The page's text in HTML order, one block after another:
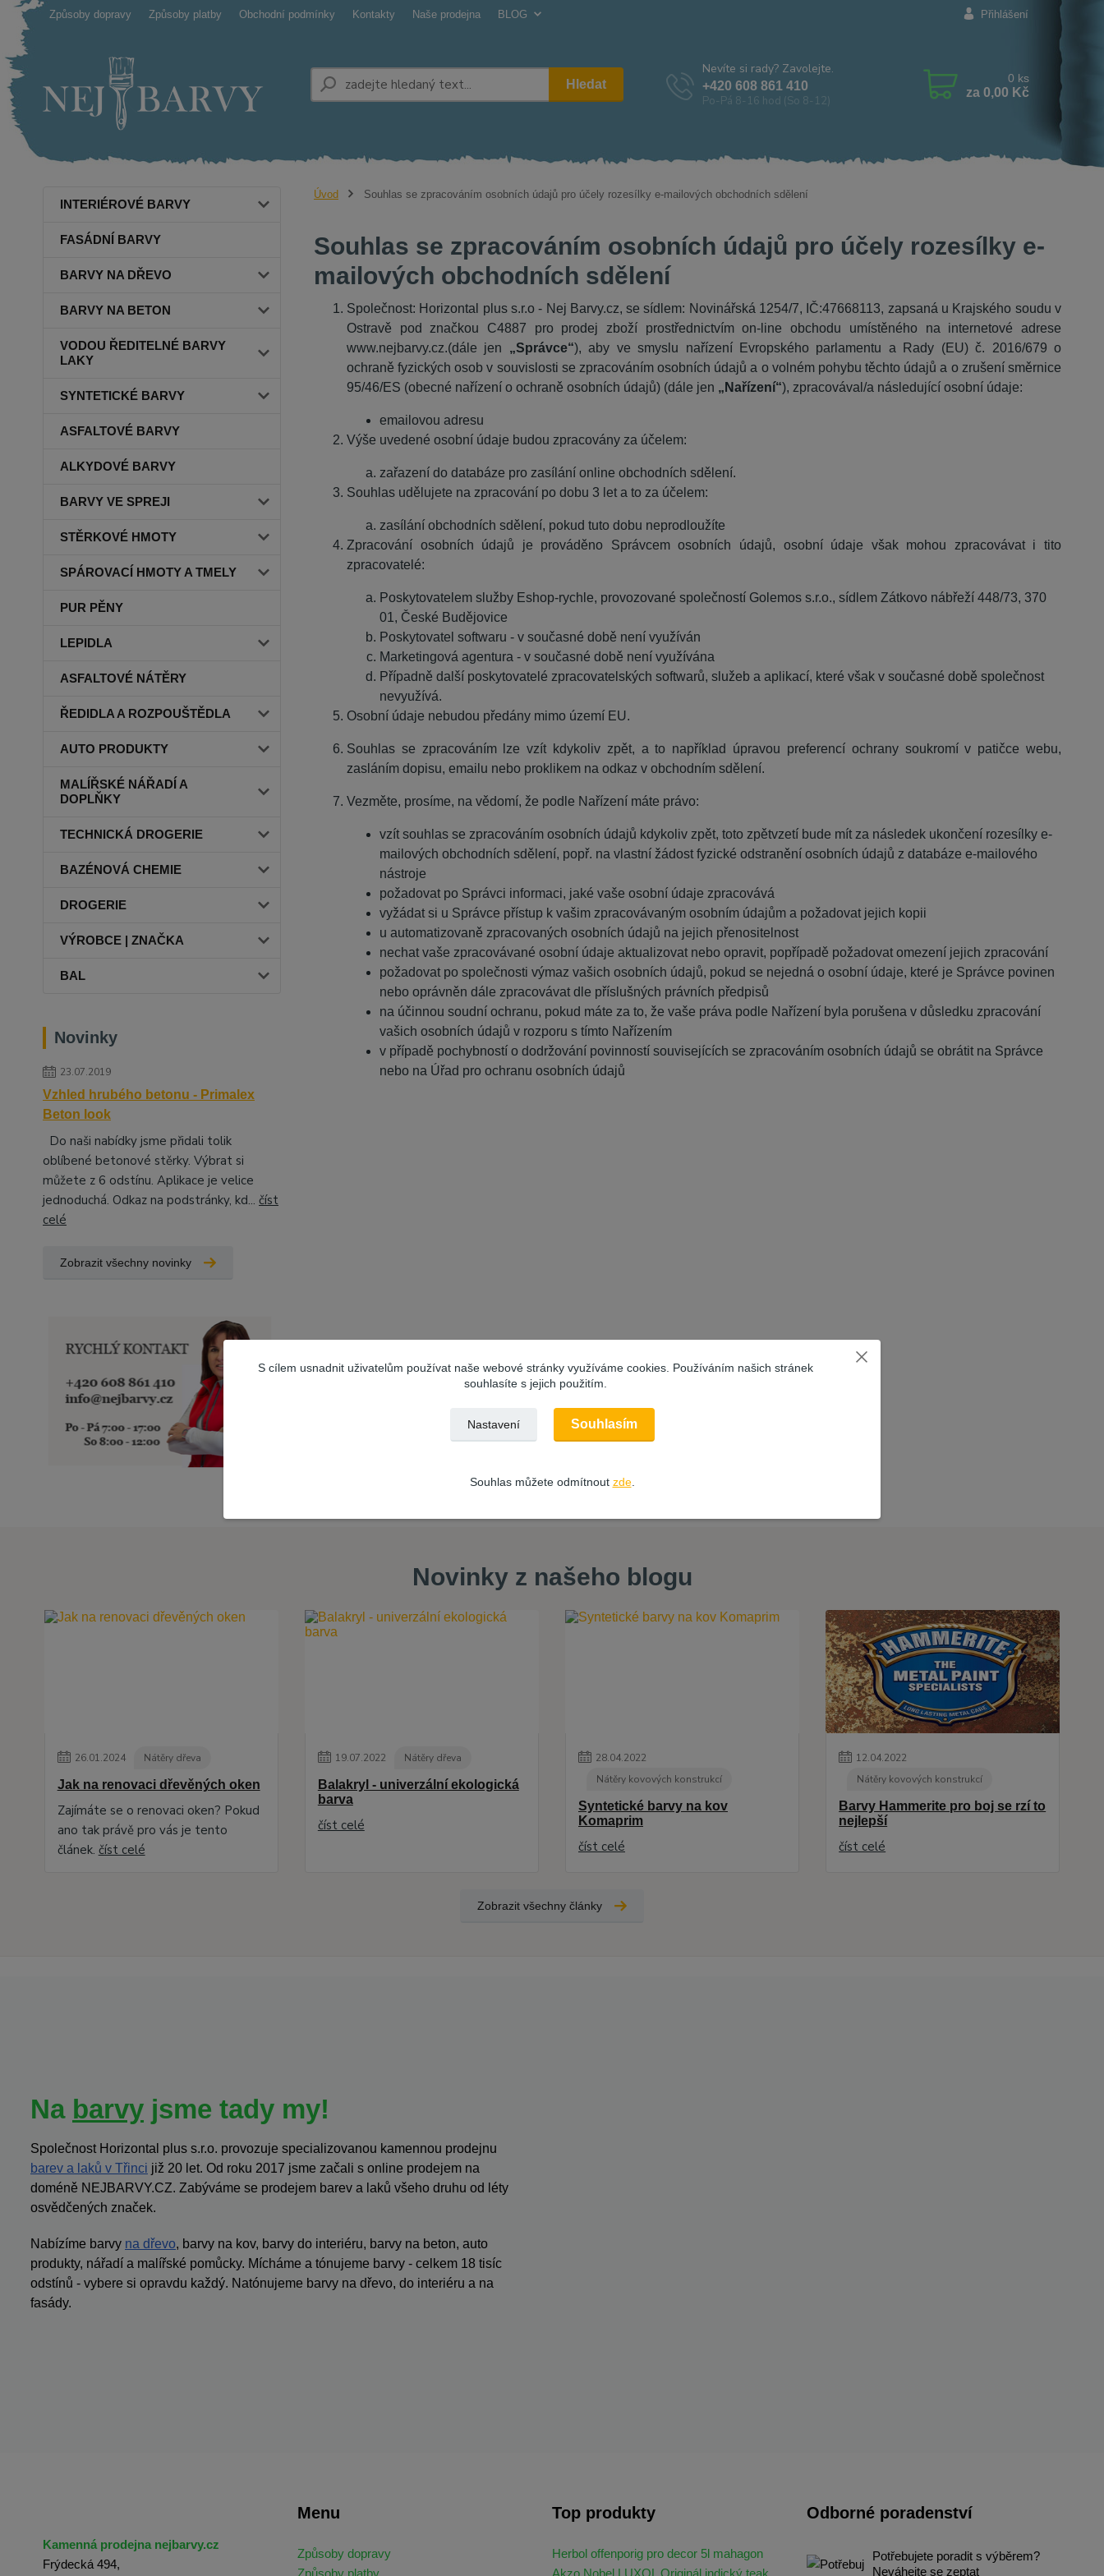
Způsoby dopravy Způsoby platby Obchodní podmínky Kontakty Naše prodejna BLOG Přihlášení
Hledat
Nevíte si rady? Zavolejte.
+420 608 861 410
Po-Pá 8-16 hod (So 8-12)
0 ks
za 0,00 Kč
INTERIÉROVÉ BARVY
FASÁDNÍ BARVY
BARVY NA DŘEVO
BARVY NA BETON
VODOU ŘEDITELNÉ BARVY
LAKY
SYNTETICKÉ BARVY
ASFALTOVÉ BARVY
ALKYDOVÉ BARVY
BARVY VE SPREJI
STĚRKOVÉ HMOTY
SPÁROVACÍ HMOTY A TMELY
PUR PĚNY
LEPIDLA
ASFALTOVÉ NÁTĚRY
ŘEDIDLA A ROZPOUŠTĚDLA
AUTO PRODUKTY
MALÍŘSKÉ NÁŘADÍ A
DOPLŇKY
TECHNICKÁ DROGERIE
BAZÉNOVÁ CHEMIE
DROGERIE
VÝROBCE | ZNAČKA
BAL
Novinky
23.07.2019
Vzhled hrubého betonu - Primalex
Beton look
Do naši nabídky jsme přidali tolik
oblíbené betonové stěrky. Výbrat si
můžete z 6 odstínu. Aplikace je velice
jednoduchá. Odkaz na podstránky, kd... číst
celé
Zobrazit všechny novinky
Úvod Souhlas se zpracováním osobních údajů pro účely rozesílky e-mailových obchodních sdělení
Souhlas se zpracováním osobních údajů pro účely rozesílky e-
mailových obchodních sdělení
Společnost: Horizontal plus s.r.o - Nej Barvy.cz, se sídlem: Novinářská 1254/7, IČ:47668113, zapsaná u Krajského soudu v
Ostravě pod značkou C4887 pro prodej zboží prostřednictvím on-line obchodu umístěného na internetové adrese
www.nejbarvy.cz.(dále jen „Správce“), aby ve smyslu nařízení Evropského parlamentu a Rady (EU) č. 2016/679 o
ochraně fyzických osob v souvislosti se zpracováním osobních údajů a o volném pohybu těchto údajů a o zrušení směrnice
95/46/ES (obecné nařízení o ochraně osobních údajů) (dále jen „Nařízení“), zpracovával/a následující osobní údaje:
emailovou adresu
Výše uvedené osobní údaje budou zpracovány za účelem:
zařazení do databáze pro zasílání online obchodních sdělení.
Souhlas udělujete na zpracování po dobu 3 let a to za účelem:
zasílání obchodních sdělení, pokud tuto dobu neprodloužíte
Zpracování osobních údajů je prováděno Správcem osobních údajů, osobní údaje však mohou zpracovávat i tito
zpracovatelé:
Poskytovatelem služby Eshop-rychle, provozované společností Golemos s.r.o., sídlem Zátkovo nábřeží 448/73, 370
01, České Budějovice
Poskytovatel softwaru - v současné době není využíván
Marketingová agentura -v současné době není využívána
Případně další poskytovatelé zpracovatelských softwarů, služeb a aplikací, které však v současné době společnost
nevyužívá.
Osobní údaje nebudou předány mimo území EU.
Souhlas se zpracováním lze vzít kdykoliv zpět, a to například úpravou preferencí ochrany soukromí v patičce webu,
zasláním dopisu, emailu nebo proklikem na odkaz v obchodním sdělení.
Vezměte, prosíme, na vědomí, že podle Nařízení máte právo:
vzít souhlas se zpracováním osobních údajů kdykoliv zpět, toto zpětvzetí bude mít za následekukončení rozesílky e-
mailových obchodních sdělení, popř. na vlastní žádost fyzické odstranění osobních údajů z databáze e-mailového
nástroje
požadovat po Správci informaci, jaké vaše osobní údaje zpracovává
vyžádat si u Správce přístup k vašim zpracovávaným osobním údajům a požadovat jejich kopii
u automatizovaně zpracovaných osobních údajů na jejich přenositelnost
nechat vaše zpracovávané osobní údaje aktualizovat nebo opravit, popřípadě požadovat omezení jejich zpracování
požadovat po společnosti výmaz vašich osobních údajů, pokud se nejedná o osobní údaje, které je Správce povinen
nebo oprávněn dále zpracovávat dle příslušných právních předpisů
na účinnou soudní ochranu, pokud máte za to, že vaše práva podle Nařízení byla porušena v důsledku zpracování
vašich osobních údajů v rozporu s tímto Nařízením
v případě pochybností o dodržování povinností souvisejících se zpracováním osobních údajů se obrátit na Správce
nebo na Úřad pro ochranu osobních údajů
Novinky z našeho blogu
26.01.2024 Nátěry dřeva
Jak na renovaci dřevěných oken
Zajímáte se o renovaci oken? Pokud
ano tak právě pro vás je tento
článek. číst celé
19.07.2022 Nátěry dřeva
Balakryl - univerzální ekologická
barva
číst celé
28.04.2022
Nátěry kovových konstrukcí
Syntetické barvy na kov
Komaprim
číst celé
12.04.2022
Nátěry kovových konstrukcí
Barvy Hammerite pro boj se rzí to
nejlepší
číst celé
Zobrazit všechny články
Na barvy jsme tady my!
Společnost Horizontal plus s.r.o. provozuje specializovanou kamennou prodejnu
barev a laků v Třinci již 20 let. Od roku 2017 jsme začali s online prodejem na
doméně NEJBARVY.CZ. Zabýváme se prodejem barev a laků všeho druhu od léty
osvědčených značek.
Nabízíme barvy na dřevo, barvy na kov, barvy do interiéru, barvy na beton, auto
produkty, nářadí a malířské pomůcky. Mícháme a tónujeme barvy - celkem 18 tisíc
odstínů - vybere si opravdu každý. Natónujeme barvy na dřevo, do interiéru a na
fasády.
Kamenná prodejna nejbarvy.cz
Frýdecká 494,
Menu
Způsoby dopravy
Způsoby platby
Top produkty
Herbol offenporig pro decor 5l mahagon
Akzo Nobel LUXOL Originál indický teak
Odborné poradenství
Potřebujete poradit s výběrem?
Neváhejte se zeptat
S cílem usnadnit uživatelům používat naše webové stránky využíváme cookies. Používáním našich stránek
souhlasíte s jejich použitím.
Nastavení Souhlasím
Souhlas můžete odmítnout zde.